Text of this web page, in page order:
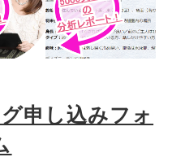
申し込みフォ